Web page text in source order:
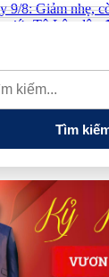
9/8: Giảm nhẹ,
Tô Lâm lên
ngân hàng
doanh nghiệp đi
Tìm